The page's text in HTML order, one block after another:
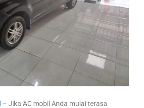
– Jika AC mobil Anda mulai terasa